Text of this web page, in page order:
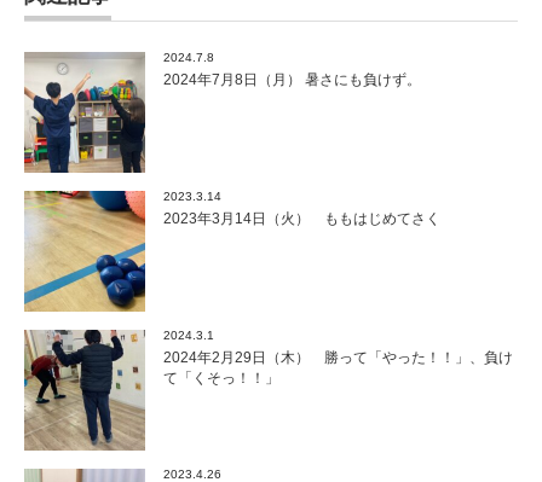
2024.7.8
2024年7月8日（月） 暑さにも負けず。
2023.3.14
2023年3月14日（火） ももはじめてさく
2024.3.1
2024年2月29日（木） 勝って「やった！！」、負け
て「くそっ！！」
2023.4.26